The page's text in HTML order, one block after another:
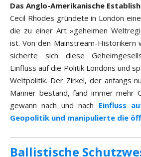
Das Anglo-Amerikanische
Cecil Rhodes gründete in London
die zu einer Art »geheimen
ist. Von den Mainstream-Historikern
sicherte sich diese
Einfluss auf die Politik Londons und
Weltpolitik. Der Zirkel, der anfangs
Männer bestand, fand immer mehr
gewann nach und nach Einfluss
Geopolitik und manipulierte die
Ballistische